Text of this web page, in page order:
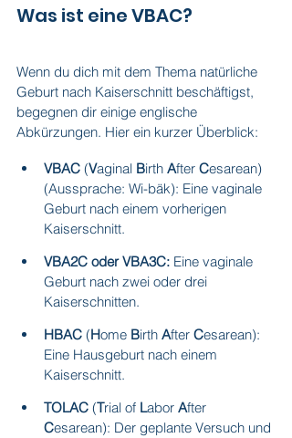
Was ist eine VBAC?
Wenn du dich mit dem Thema natürliche
Geburt nach Kaiserschnitt beschäftigst,
begegnen dir einige englische
Abkürzungen. Hier ein kurzer Überblick:
VBAC (Vaginal Birth After Cesarean)
(Aussprache: Wi-bäk): Eine vaginale
Geburt nach einem vorherigen
Kaiserschnitt.
VBA2C oder VBA3C: Eine vaginale
Geburt nach zwei oder drei
Kaiserschnitten.
HBAC (Home Birth After Cesarean):
Eine Hausgeburt nach einem
Kaiserschnitt.
TOLAC (Trial of Labor After
Cesarean): Der geplante Versuch und